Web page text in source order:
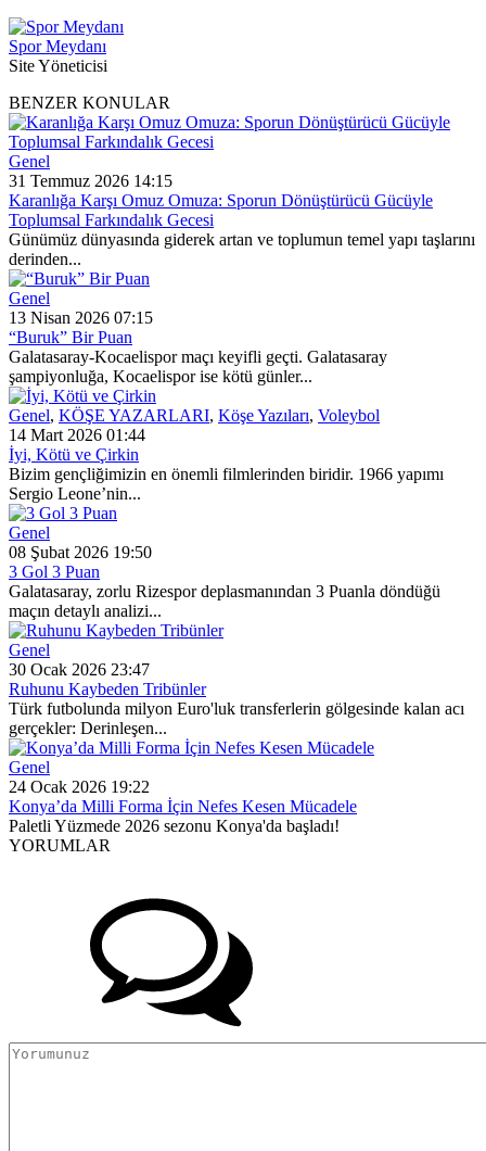
Spor Meydanı
Site Yöneticisi
BENZER KONULAR
Genel
31 Temmuz 2026 14:15
Karanlığa Karşı Omuz Omuza: Sporun Dönüştürücü Gücüyle
Toplumsal Farkındalık Gecesi
Günümüz dünyasında giderek artan ve toplumun temel yapı taşlarını
derinden...
Genel
13 Nisan 2026 07:15
“Buruk” Bir Puan
Galatasaray-Kocaelispor maçı keyifli geçti. Galatasaray
şampiyonluğa, Kocaelispor ise kötü günler...
Genel, KÖŞE YAZARLARI, Köşe Yazıları, Voleybol
14 Mart 2026 01:44
İyi, Kötü ve Çirkin
Bizim gençliğimizin en önemli filmlerinden biridir. 1966 yapımı
Sergio Leone’nin...
Genel
08 Şubat 2026 19:50
3 Gol 3 Puan
Galatasaray, zorlu Rizespor deplasmanından 3 Puanla döndüğü
maçın detaylı analizi...
Genel
30 Ocak 2026 23:47
Ruhunu Kaybeden Tribünler
Türk futbolunda milyon Euro'luk transferlerin gölgesinde kalan acı
gerçekler: Derinleşen...
Genel
24 Ocak 2026 19:22
Konya’da Milli Forma İçin Nefes Kesen Mücadele
Paletli Yüzmede 2026 sezonu Konya'da başladı!
YORUMLAR